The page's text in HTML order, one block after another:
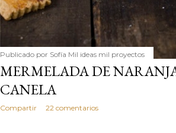
Publicado por Sofía Mil ideas mil proyectos
MERMELADA DE
CANELA
Compartir 22 comentarios